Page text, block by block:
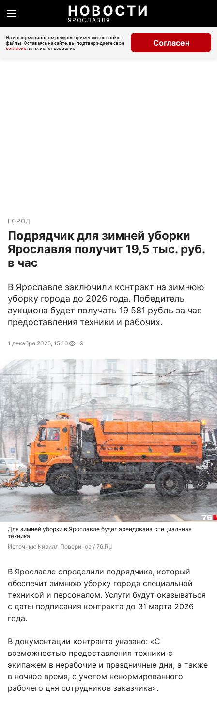
НОВОСТИ
ЯРОСЛАВЛЯ
На информационном ресурсе применяются cookie-
файлы. Оставаясь на сайте, вы подтверждаете свое
согласиена их использование.
Согласен
ГОРОД
Подрядчик для зимней уборки
Ярославля получит 19,5 тыс. руб.
в час
В Ярославле заключили контракт на зимнюю
уборку города до 2026 года. Победитель
аукциона будет получать 19 581 рубль за час
предоставления техники и рабочих.
1 декабря 2025, 15:10 9
Для зимней уборки в Ярославле будет арендована специальная
техника
Источник: Кирилл Поверинов / 76.RU
В Ярославле определили подрядчика, который
обеспечит зимнюю уборку города специальной
техникой и персоналом. Услуги будут оказываться
с даты подписания контракта до 31 марта 2026
года.
В документации контракта указано: «С
возможностью предоставления техники с
экипажем в нерабочие и праздничные дни, а также
в ночное время, с учетом ненормированного
рабочего дня сотрудников заказчика».